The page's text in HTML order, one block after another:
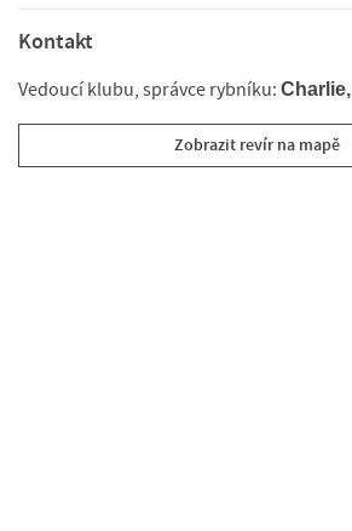
Kontakt
Vedoucí klubu, správce rybníku: Charlie,
Zobrazit revír na mapě